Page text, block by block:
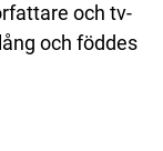
och tv-
och föddes